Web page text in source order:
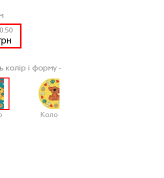
колір і форму -
Коло